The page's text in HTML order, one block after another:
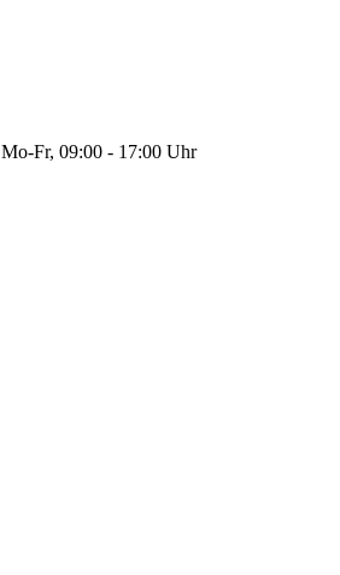
Mo-Fr, 09:00 - 17:00 Uhr